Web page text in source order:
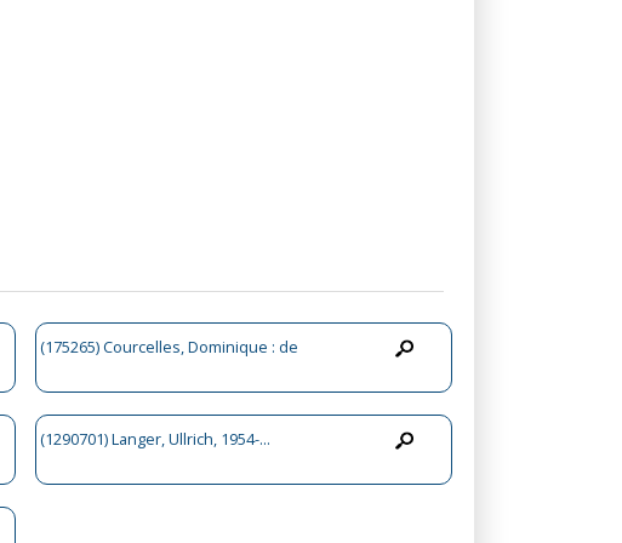
(175265) Courcelles, Dominique : de
(1290701) Langer, Ullrich, 1954-...